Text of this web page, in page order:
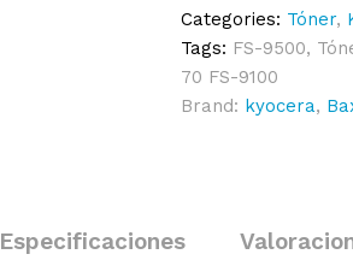
quantity
Categories: Tóner,
Tags: FS-9500,
70 FS-9100
Brand: kyocera,
Especificaciones